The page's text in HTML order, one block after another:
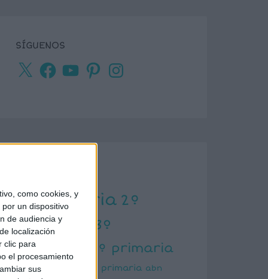
como cookies, y
un dispositivo
de audiencia y
localización
clic para
el procesamiento
sus
SÍGUENOS
X
Facebook
YouTubePinterestInstagram
1º primaria 2º
primaria
3º
primaria
4º primaria
5º primaria 6º primaria abn